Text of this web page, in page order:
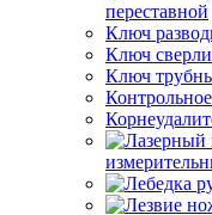
переставной
Ключ
Ключ
Ключ